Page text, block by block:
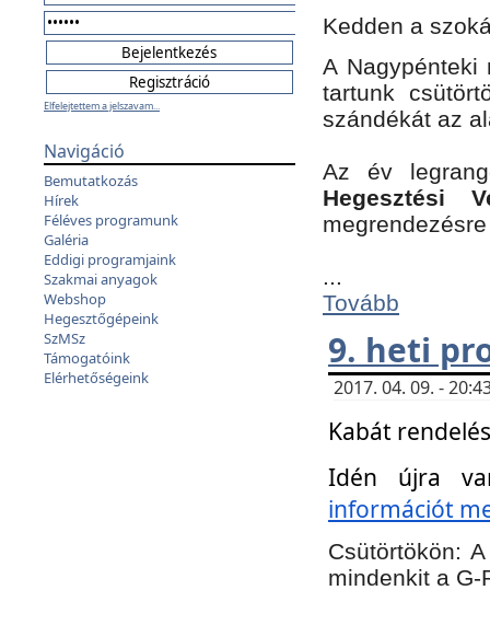
Elfelejtettem a jelszavam...
Navigáció
Bemutatkozás
Hírek
Féléves programunk
Galéria
Eddigi programjaink
Szakmai anyagok
Webshop
Hegesztőgépeink
SzMSz
Támogatóink
Elérhetőségeink
Kedden a
A Nagypénteki
tartunk
szándékát az
Az év
Hegesztési
...
Tovább
9. heti
2017. 04. 09. -
Kabát
Idén újra
információt
Csütörtökön:A
mindenkit a G-